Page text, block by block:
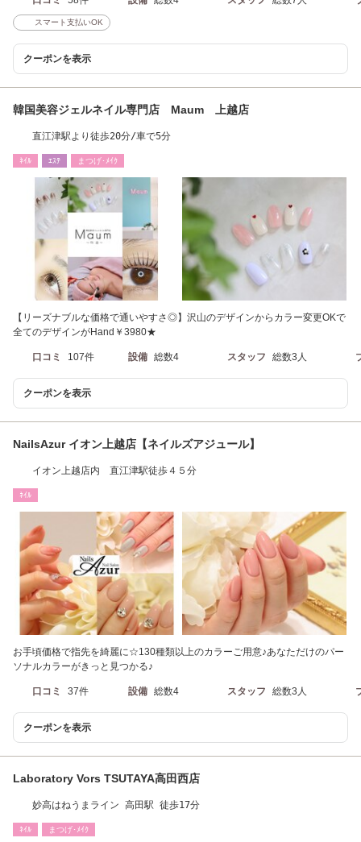
スマート支払いOK
クーポンを表示
韓国美容ジェルネイル専門店 Maum 上越店
直江津駅より徒歩20分/車で5分
ﾈｲﾙ ｴｽﾃ まつげ･ﾒｲｸ
【リーズナブルな価格で通いやすさ◎】沢山のデザインからカラー変更OKで
全てのデザインがHand￥3980★
口コミ 107件 設備 総数4 スタッフ 総数3人
クーポンを表示
NailsAzur イオン上越店【ネイルズアジュール】
イオン上越店内 直江津駅徒歩４５分
ﾈｲﾙ
お手頃価格で指先を綺麗に☆130種類以上のカラーご用意♪あなただけのパー
ソナルカラーがきっと見つかる♪
口コミ 37件 設備 総数4 スタッフ 総数3人
クーポンを表示
Laboratory Vors TSUTAYA高田西店
妙高はねうまライン 高田駅 徒歩17分
ﾈｲﾙ まつげ･ﾒｲｸ